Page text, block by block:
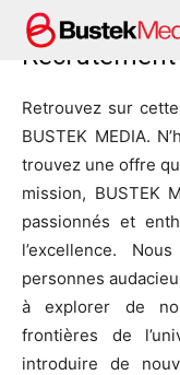
Home Recrutement
Recrutement
Retrouvez sur
BUSTEK MEDIA.
trouvez une offre
mission, BUSTEK
passionnés et
l’excellence.
personnes
à explorer de
frontières de
introduire de